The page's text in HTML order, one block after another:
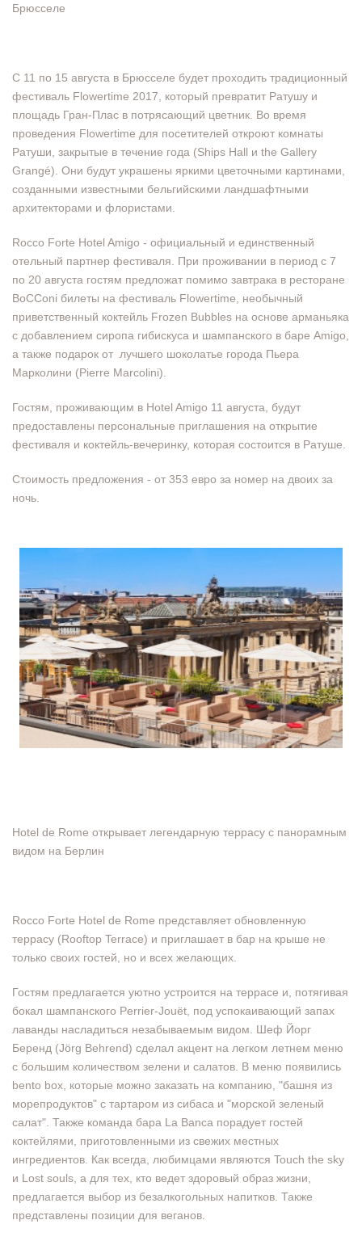
Брюсселе
С 11 по 15 августа в Брюсселе будет проходить традиционный
фестиваль Flowertime 2017, который превратит Ратушу и
площадь Гран-Плас в потрясающий цветник. Во время
проведения Flowertime для посетителей откроют комнаты
Ратуши, закрытые в течение года (Ships Hall и the Gallery
Grangé). Они будут украшены яркими цветочными картинами,
созданными известными бельгийскими ландшафтными
архитекторами и флористами.
Rocco Forte Hotel Amigo - официальный и единственный
отельный партнер фестиваля. При проживании в период с 7
по 20 августа гостям предложат помимо завтрака в ресторане
BoCConi билеты на фестиваль Flowertime, необычный
приветственный коктейль Frozen Bubbles на основе арманьяка
с добавлением сиропа гибискуса и шампанского в баре Amigo,
а также подарок от лучшего шоколатье города Пьера
Марколини (Pierre Marcolini).
Гостям, проживающим в Hotel Amigo 11 августа, будут
предоставлены персональные приглашения на открытие
фестиваля и коктейль-вечеринку, которая состоится в Ратуше.
Стоимость предложения - от 353 евро за номер на двоих за
ночь.
Hotel de Rome открывает легендарную террасу с панорамным
видом на Берлин
Rocco Forte Hotel de Rome представляет обновленную
террасу (Rooftop Terrace) и приглашает в бар на крыше не
только своих гостей, но и всех желающих.
Гостям предлагается уютно устроится на террасе и, потягивая
бокал шампанского Perrier-Jouët, под успокаивающий запах
лаванды насладиться незабываемым видом. Шеф Йорг
Беренд (Jörg Behrend) сделал акцент на легком летнем меню
с большим количеством зелени и салатов. В меню появились
bento box, которые можно заказать на компанию, "башня из
морепродуктов" с тартаром из сибаса и "морской зеленый
салат". Также команда бара La Banca порадует гостей
коктейлями, приготовленными из свежих местных
ингредиентов. Как всегда, любимцами являются Touch the sky
и Lost souls, а для тех, кто ведет здоровый образ жизни,
предлагается выбор из безалкогольных напитков. Также
представлены позиции для веганов.